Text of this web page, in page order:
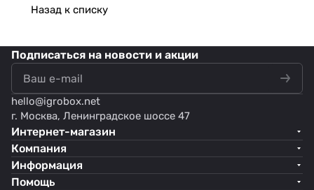
Назад к списку
Подписаться на новости и акции
hello@igrobox.net
г. Москва, Ленинградское шоссе 47
Интернет-магазин
Компания
Информация
Помощь